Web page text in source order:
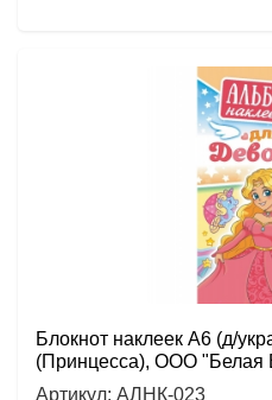
Блокнот наклеек А6 (д/
(Принцесса), ООО "Белая
Артикул: АЛНК-023